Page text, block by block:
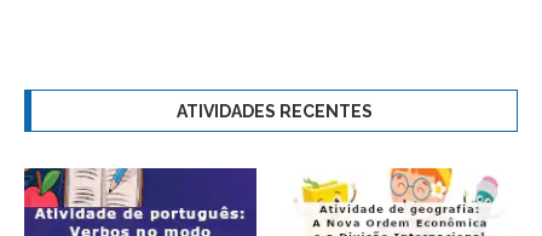
ATIVIDADES RECENTES